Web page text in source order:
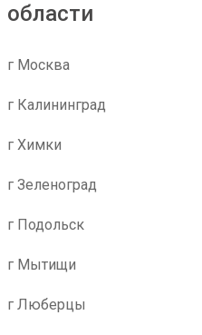
области
г Москва
г Калининград
г Химки
г Зеленоград
г Подольск
г Мытищи
г Люберцы